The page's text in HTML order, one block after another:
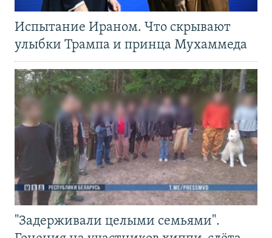
Испытание Ираном. Что скрывают
улыбки Трампа и принца Мухаммеда
"Задерживали целыми семьями".